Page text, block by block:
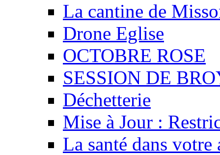
La cantine de
Drone Eglise
OCTOBRE ROSE
SESSION DE
Déchetterie
Mise à Jour :
La santé dans votre